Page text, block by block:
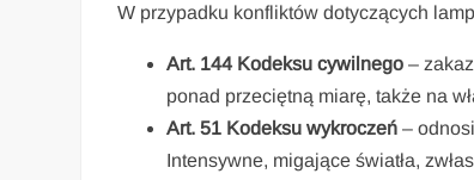
W przypadku konfliktów dotyczących
Art. 144 Kodeksu cywilnego –
ponad przeciętną miarę, także na
Art. 51 Kodeksu wykroczeń –
Intensywne, migające światła,